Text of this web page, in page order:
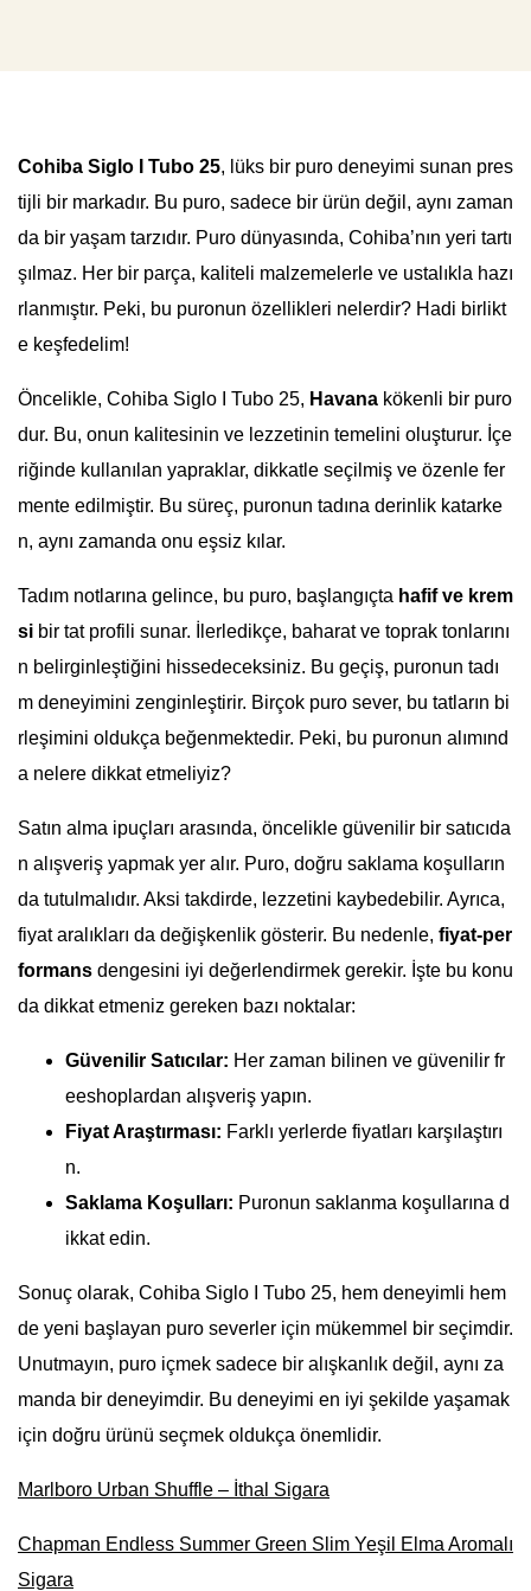
Cohiba Siglo I Tubo 25, lüks bir puro deneyimi sunan pres
tijli bir markadır. Bu puro, sadece bir ürün değil, aynı zaman
da bir yaşam tarzıdır. Puro dünyasında, Cohiba’nın yeri tartı
şılmaz. Her bir parça, kaliteli malzemelerle ve ustalıkla hazı
rlanmıştır. Peki, bu puronun özellikleri nelerdir? Hadi birlikt
e keşfedelim!
Öncelikle, Cohiba Siglo I Tubo 25, Havana kökenli bir puro
dur. Bu, onun kalitesinin ve lezzetinin temelini oluşturur. İçe
riğinde kullanılan yapraklar, dikkatle seçilmiş ve özenle fer
mente edilmiştir. Bu süreç, puronun tadına derinlik katarke
n, aynı zamanda onu eşsiz kılar.
Tadım notlarına gelince, bu puro, başlangıçta hafif ve krem
si bir tat profili sunar. İlerledikçe, baharat ve toprak tonlarını
n belirginleştiğini hissedeceksiniz. Bu geçiş, puronun tadı
m deneyimini zenginleştirir. Birçok puro sever, bu tatların bi
rleşimini oldukça beğenmektedir. Peki, bu puronun alımınd
a nelere dikkat etmeliyiz?
Satın alma ipuçları arasında, öncelikle güvenilir bir satıcıda
n alışveriş yapmak yer alır. Puro, doğru saklama koşulların
da tutulmalıdır. Aksi takdirde, lezzetini kaybedebilir. Ayrıca,
fiyat aralıkları da değişkenlik gösterir. Bu nedenle, fiyat-per
formans dengesini iyi değerlendirmek gerekir. İşte bu konu
da dikkat etmeniz gereken bazı noktalar:
Güvenilir Satıcılar: Her zaman bilinen ve güvenilir fr
eeshoplardan alışveriş yapın.
Fiyat Araştırması: Farklı yerlerde fiyatları karşılaştırı
n.
Saklama Koşulları: Puronun saklanma koşullarına d
ikkat edin.
Sonuç olarak, Cohiba Siglo I Tubo 25, hem deneyimli hem
de yeni başlayan puro severler için mükemmel bir seçimdir.
Unutmayın, puro içmek sadece bir alışkanlık değil, aynı za
manda bir deneyimdir. Bu deneyimi en iyi şekilde yaşamak
için doğru ürünü seçmek oldukça önemlidir.
Marlboro Urban Shuffle – İthal Sigara
Chapman Endless Summer Green Slim Yeşil Elma Aromalı
Sigara